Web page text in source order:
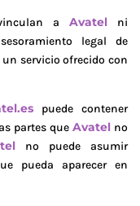
aAvatel ni
legal de
servicio ofrecido con
puede contener
partes que Avatel no
no puede asumir
pueda aparecer en